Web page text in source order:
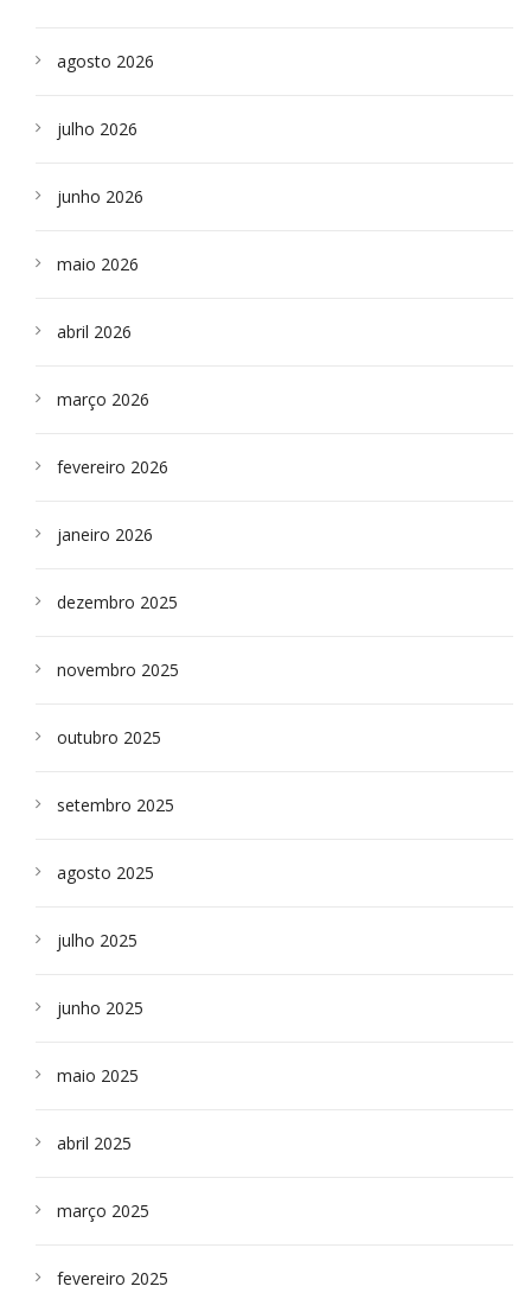
agosto 2026
julho 2026
junho 2026
maio 2026
abril 2026
março 2026
fevereiro 2026
janeiro 2026
dezembro 2025
novembro 2025
outubro 2025
setembro 2025
agosto 2025
julho 2025
junho 2025
maio 2025
abril 2025
março 2025
fevereiro 2025